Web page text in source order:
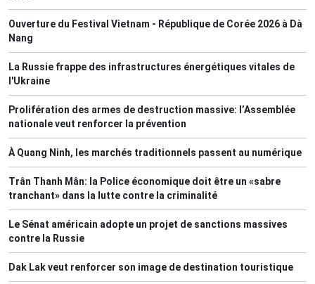
Ouverture du Festival Vietnam - République de Corée 2026 à Dà
Nang
La Russie frappe des infrastructures énergétiques vitales de
l'Ukraine
Prolifération des armes de destruction massive: l’Assemblée
nationale veut renforcer la prévention
À Quang Ninh, les marchés traditionnels passent au numérique
Trân Thanh Mân: la Police économique doit être un «sabre
tranchant» dans la lutte contre la criminalité
Le Sénat américain adopte un projet de sanctions massives
contre la Russie
Dak Lak veut renforcer son image de destination touristique